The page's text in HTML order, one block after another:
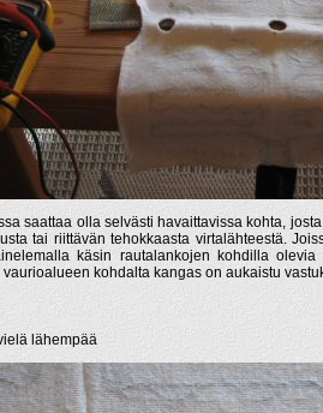
saattaa olla selvästi havaittavissa kohta,
tai riittävän tehokkaasta virtalähteestä.
käsin rautalankojen kohdilla
kohdalta kangas on aukaistu
lähempää